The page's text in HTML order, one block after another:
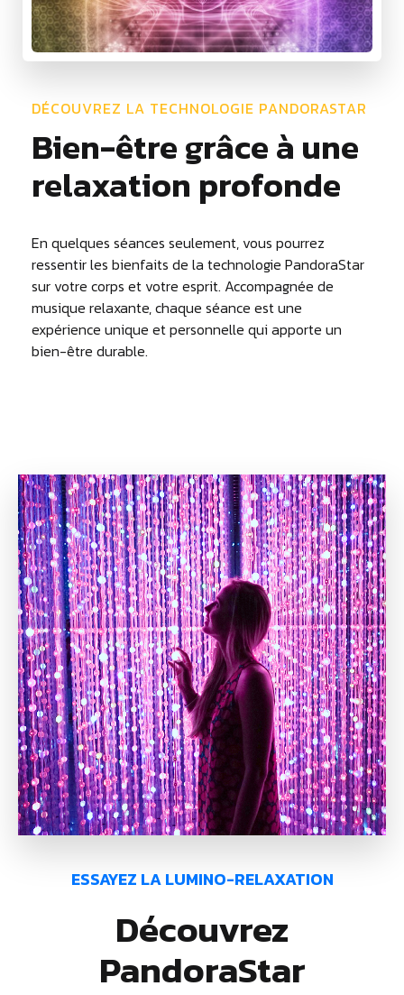
DÉCOUVREZ LA TECHNOLOGIE PANDORASTAR
Bien-être grâce à une
relaxation profonde
En quelques séances seulement, vous pourrez
ressentir les bienfaits de la technologie PandoraStar
sur votre corps et votre esprit. Accompagnée de
musique relaxante, chaque séance est une
expérience unique et personnelle qui apporte un
bien-être durable.
ESSAYEZ LA LUMINO-RELAXATION
Découvrez
PandoraStar